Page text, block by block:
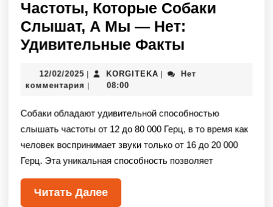
Частоты, Которые Собаки
Слышат, А Мы — Нет:
Удивительные Факты
12/02/2025 KORGITEKA
Нет
комментария
08:00
Собаки обладают удивительной способностью
слышать частоты от 12 до 80 000 Герц, в то время как
человек воспринимает звуки только от 16 до 20 000
Герц. Эта уникальная способность позволяет
Читать Далее